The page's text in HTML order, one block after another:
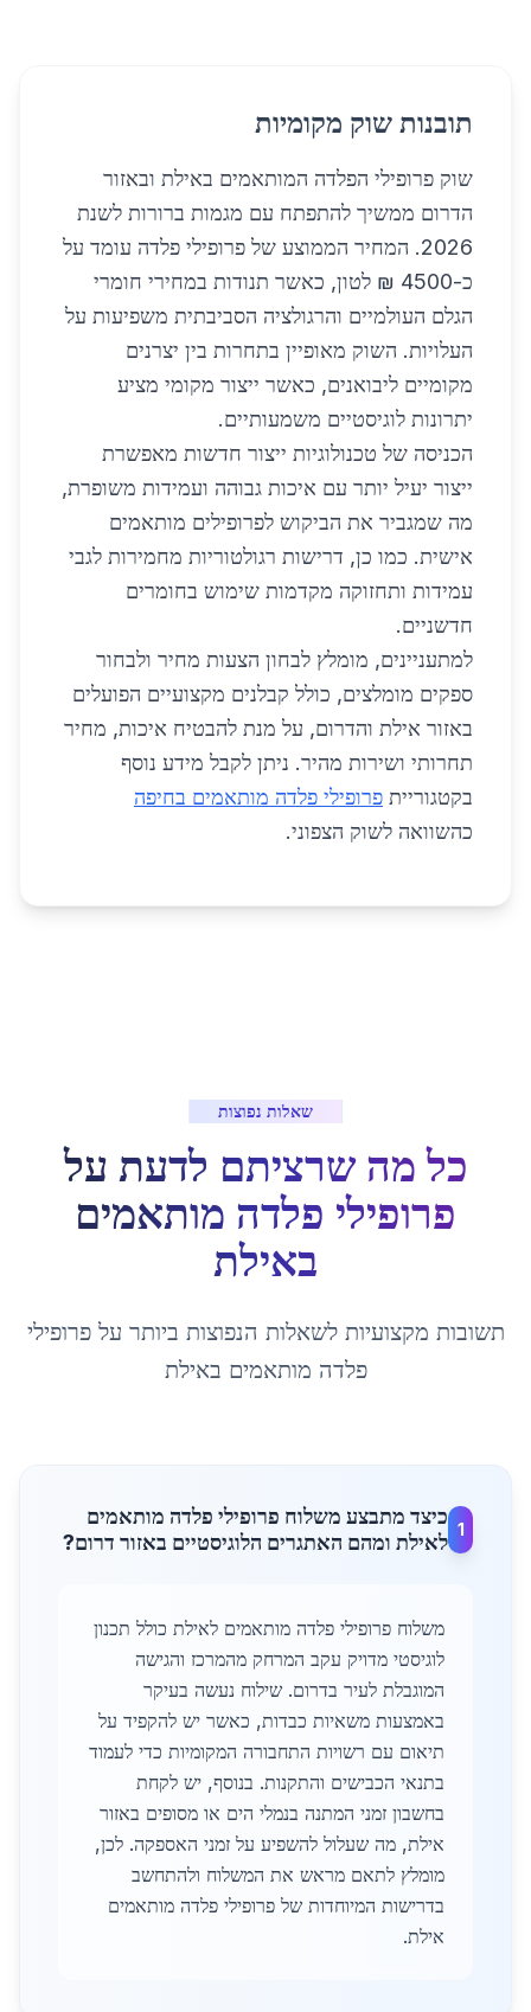
תובנות שוק מקומיות
שוק פרופילי הפלדה המותאמים באילת ובאזור
הדרום ממשיך להתפתח עם מגמות ברורות לשנת
2026. המחיר הממוצע של פרופילי פלדה עומד על
כ-4500 ₪ לטון, כאשר תנודות במחירי חומרי
הגלם העולמיים והרגולציה הסביבתית משפיעות על
העלויות. השוק מאופיין בתחרות בין יצרנים
מקומיים ליבואנים, כאשר ייצור מקומי מציע
יתרונות לוגיסטיים משמעותיים.
הכניסה של טכנולוגיות ייצור חדשות מאפשרת
ייצור יעיל יותר עם איכות גבוהה ועמידות משופרת,
מה שמגביר את הביקוש לפרופילים מותאמים
אישית. כמו כן, דרישות רגולטוריות מחמירות לגבי
עמידות ותחזוקה מקדמות שימוש בחומרים
חדשניים.
למתעניינים, מומלץ לבחון הצעות מחיר ולבחור
ספקים מומלצים, כולל קבלנים מקצועיים הפועלים
באזור אילת והדרום, על מנת להבטיח איכות, מחיר
תחרותי ושירות מהיר. ניתן לקבל מידע נוסף
בקטגוריית פרופילי פלדה מותאמים בחיפה
כהשוואה לשוק הצפוני.
שאלות נפוצות
כל מה שרציתם לדעת על
פרופילי פלדה מותאמים
באילת
תשובות מקצועיות לשאלות הנפוצות ביותר עלפרופילי
פלדה מותאמים באילת
1
כיצד מתבצע משלוח פרופילי פלדה מותאמים
לאילת ומהם האתגרים הלוגיסטיים באזור דרום?
משלוח פרופילי פלדה מותאמים לאילת כולל תכנון
לוגיסטי מדויק עקב המרחק מהמרכז והגישה
המוגבלת לעיר בדרום. שילוח נעשה בעיקר
באמצעות משאיות כבדות, כאשר יש להקפיד על
תיאום עם רשויות התחבורה המקומיות כדי לעמוד
בתנאי הכבישים והתקנות. בנוסף, יש לקחת
בחשבון זמני המתנה בנמלי הים או מסופים באזור
אילת, מה שעלול להשפיע על זמני האספקה. לכן,
מומלץ לתאם מראש את המשלוח ולהתחשב
בדרישות המיוחדות של פרופילי פלדה מותאמים
אילת.